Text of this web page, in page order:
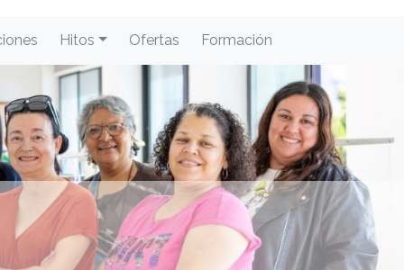
Hitos Ofertas Formación